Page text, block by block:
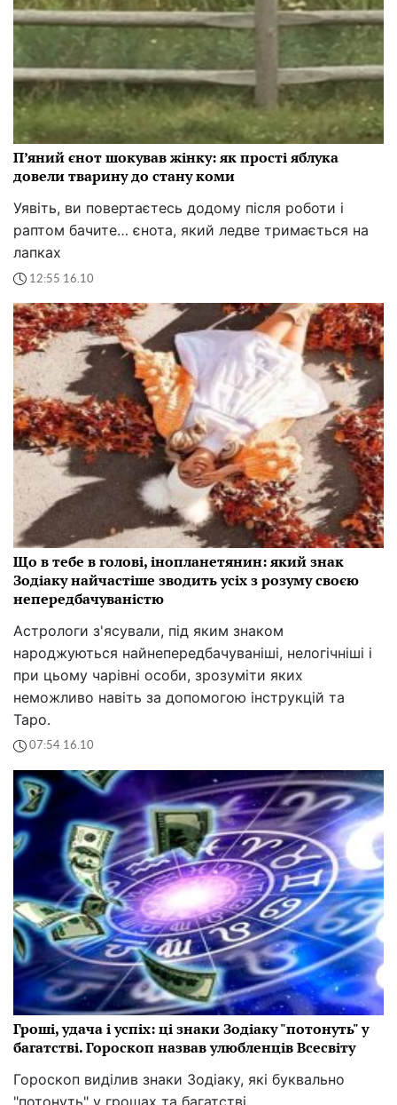
П’яний єнот шокував жінку: як прості яблука
довели тварину до стану коми
Уявіть, ви повертаєтесь додому після роботи і
раптом бачите… єнота, який ледве тримається на
лапках
12:55 16.10
Що в тебе в голові, інопланетянин: який знак
Зодіаку найчастіше зводить усіх з розуму своєю
непередбачуваністю
Астрологи з'ясували, під яким знаком
народжуються найнепередбачуваніші, нелогічніші і
при цьому чарівні особи, зрозуміти яких
неможливо навіть за допомогою інструкцій та
Таро.
07:54 16.10
Гроші, удача і успіх: ці знаки Зодіаку "потонуть" у
багатстві. Гороскоп назвав улюбленців Всесвіту
Гороскоп виділив знаки Зодіаку, які буквально
"потонуть" у грошах та багатстві.